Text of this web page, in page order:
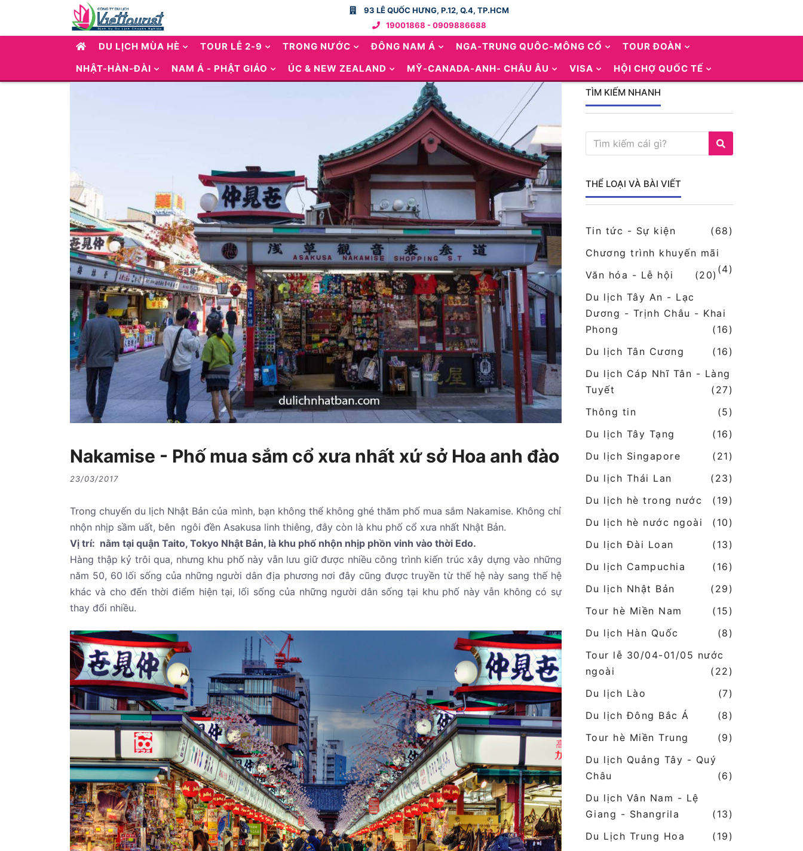
93 LÊ QUỐC HƯNG, P.12, Q.4, TP.HCM
19001868 - 0909886688
DU LỊCH MÙA HÈ TOUR LỄ 2-9 TRONG NƯỚC ĐÔNG NAM Á NGA-TRUNG QUÔC-MÔNG CỔ
TOUR ĐOÀN
NHẬT-HÀN-ĐÀI
NAM Á - PHẬT GIÁO ÚC & NEW ZEALAND MỸ-CANADA-ANH- CHÂU ÂU VISA HỘI CHỢ QUỐC TẾ
Nakamise - Phố mua sắm cổ xưa nhất xứ sở Hoa anh đào
23/03/2017
Trong chuyến du lịch Nhật Bản của mình, bạn không thể không ghé thăm phố mua sắm Nakamise. Không chỉ
nhộn nhịp sầm uất, bên ngôi đền Asakusa linh thiêng, đây còn là khu phố cổ xưa nhất Nhật Bản.
Vị trí: nằm tại quận Taito, Tokyo Nhật Bản, là khu phố nhộn nhịp phồn vinh vào thời Edo.
Hàng thập kỷ trôi qua, nhưng khu phố này vẫn lưu giữ được nhiều công trình kiến trúc xây dựng vào những
năm 50, 60 lối sống của những người dân địa phương nơi đây cũng được truyền từ thế hệ này sang thế hệ
khác và cho đến thời điểm hiện tại, lối sống của những người dân sống tại khu phố này vẫn không có sự
thay đổi nhiều.
TÌM KIẾM NHANH
THỂ LOẠI VÀ BÀI VIẾT
Tin tức - Sự kiện
(68)
Chương trình khuyến mãi
(4)
Văn hóa - Lễ hội
(20)
Du lịch Tây An - Lạc
Dương - Trịnh Châu - Khai
Phong
(16)
Du lịch Tân Cương
(16)
Du lịch Cáp Nhĩ Tân - Làng
Tuyết
(27)
Thông tin
(5)
Du lịch Tây Tạng
(16)
Du lịch Singapore
(21)
Du lịch Thái Lan
(23)
Du lịch hè trong nước
(19)
Du lịch hè nước ngoài
(10)
Du lịch Đài Loan
(13)
Du lịch Campuchia
(16)
Du lịch Nhật Bản
(29)
Tour hè Miền Nam
(15)
Du lịch Hàn Quốc
(8)
Tour lễ 30/04-01/05 nước
ngoài
(22)
Du lịch Lào
(7)
Du lịch Đông Bắc Á
(8)
Tour hè Miền Trung
(9)
Du lịch Quảng Tây - Quý
Châu
(6)
Du lịch Vân Nam - Lệ
Giang - Shangrila
(13)
Du Lịch Trung Hoa
(19)